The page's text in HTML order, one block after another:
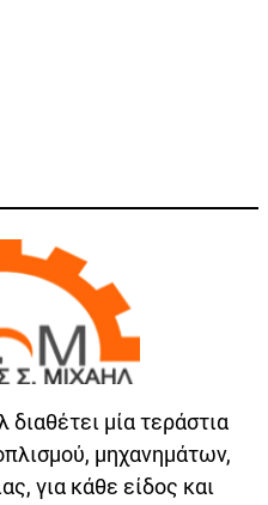
μία τεράστια
μηχανημάτων,
για κάθε είδος και